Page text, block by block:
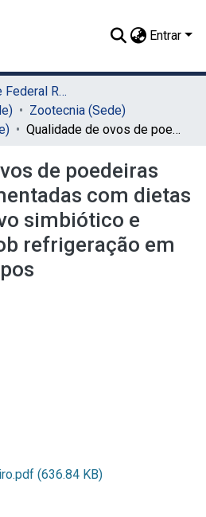
Entrar
01. Universidade Federal Rural de Pernambuco - UFRPE (Sede)
Zootecnia (Sede)
Qualidade de ovos de poedeiras comercias alimentadas com dietas contendo aditivo simbiótico e armazenado sob refrigeração em diferentes tempos
de poedeiras
com dietas
simbiótico e
refrigeração em
(636.84 KB)